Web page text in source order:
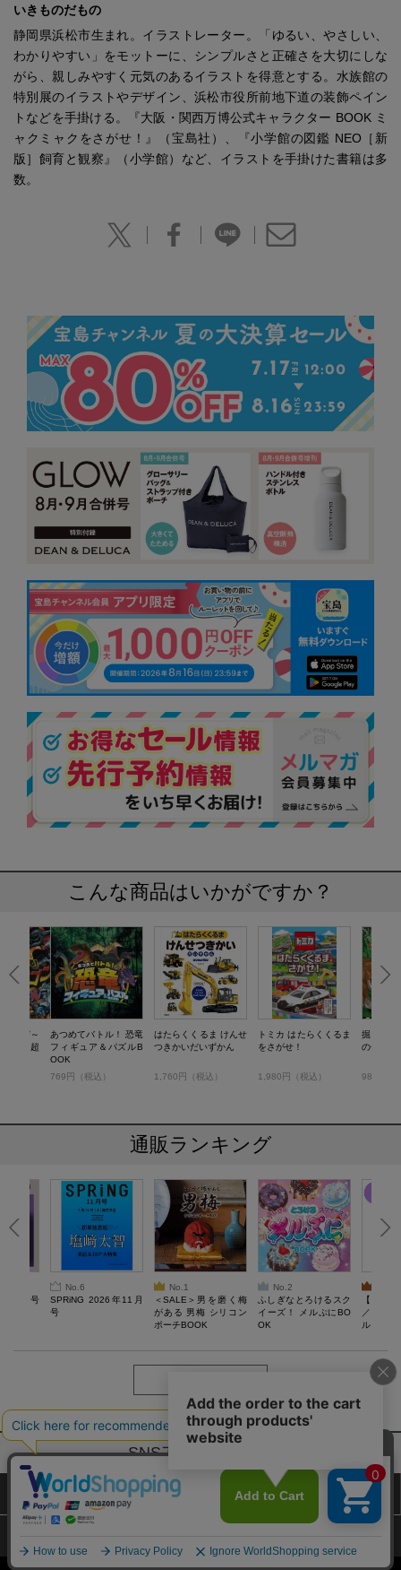
いきものだもの
静岡県浜松市生まれ。イラストレーター。「ゆるい、やさしい、
わかりやすい」をモットーに、シンプルさと正確さを大切にしな
がら、親しみやすく元気のあるイラストを得意とする。水族館の
特別展のイラストやデザイン、浜松市役所前地下道の装飾ペイン
トなどを手掛ける。『大阪・関西万博公式キャラクター BOOK ミ
ャクミャクをさがせ！』（宝島社）、『小学館の図鑑 NEO［新
版］飼育と観察』（小学館）など、イラストを手掛けた書籍は多
数。
こんな商品はいかがですか？
てのび～
ゴン 超
あつめてバトル！ 恐竜
フィギュア＆パズルB
OOK
769円（税込）
はたらくくるま けんせ
つきかいだいずかん
1,760円（税込）
トミカ はたらくくるま
をさがせ！
1,980円（税込）
掘って組
の化石
989円（
通販ランキング
10月号
No.6
SPRiNG 2026年11月
号
No.1
＜SALE＞男を磨く梅
がある 男梅 シリコン
ポーチBOOK
No.2
ふしぎなとろけるスク
イーズ！ メルぷにBO
OK
【
／Lサ
ル）【
労回復ウ
ーネッ
ツ
SNSアカウントー覧
サイトマップ 公式通販ご利用ガイド
Copyright (c) TAKARAJIMASHA,Inc. All Rights Reserved.